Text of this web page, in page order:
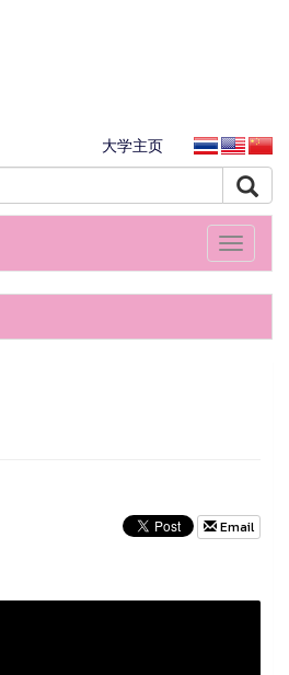
大学主页
Toggle
Email